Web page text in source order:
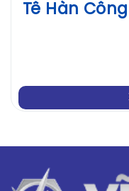
Tê Hàn